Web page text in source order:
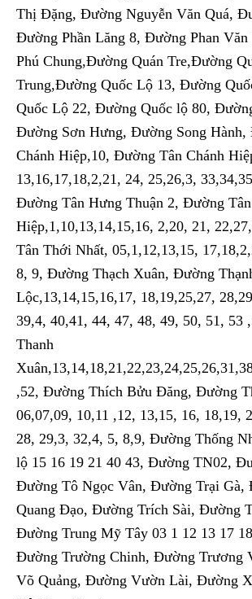
Thị Đặng, Đường Nguyễn Văn Quá,
Đường Phần Lăng 8, Đường Phan
Phú Chung,Đường Quán Tre,Đường
Trung,Đường Quốc Lộ 13, Đường
Quốc Lộ 22, Đường Quốc lộ 80,
Đường Sơn Hưng, Đường Song Hành,
Chánh Hiệp,10, Đường Tân Chánh
13,16,17,18,2,21, 24, 25,26,3,
Đường Tân Hưng Thuận 2, Đường
Hiệp,1,10,13,14,15,16, 2,20, 21,
Tân Thới Nhất, 05,1,12,13,15,
8, 9, Đường Thạch Xuân, Đường
Lộc,13,14,15,16,17, 18,19,25,27,
39,4, 40,41, 44, 47, 48, 49, 50, 51, 53
Thanh
,52, Đường Thích Bửu Đăng, Đường
06,07,09, 10,11 ,12, 13,15, 16, 18,19,
28, 29,3, 32,4, 5, 8,9, Đường Thống
lộ 15 16 19 21 40 43, Đường TN02,
Đường Tô Ngọc Vân, Đường Trại Gà,
Quang Đạo, Đường Trích Sài, Đường
Đường Trung Mỹ Tây 03 1 12 13 17
Đường Trường Chinh, Đường Trương
Võ Quảng, Đường Vườn Lài, Đường